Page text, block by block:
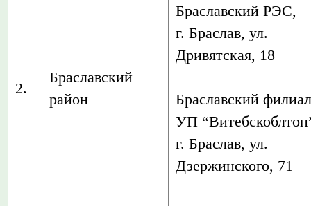
2.
Браславский
район
Браславский РЭС,
г. Браслав, ул.
Дривятская, 18
Браславский
УП
г. Браслав, ул.
Дзержинского, 71